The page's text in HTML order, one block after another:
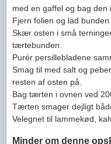
med en gaffel og bag den
Fjern folien og lad bunden
Skær osten i små
tærtebunden.
Purér persillebladene
Smag til med salt og
resten af osten på.
Bag tærten i ovnen ved
Tærten smager dejligt
Velegnet til lammekød,
Minder om denne